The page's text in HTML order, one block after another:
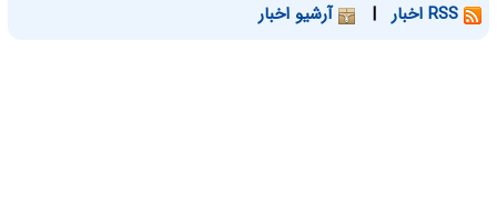
| آرشیو اخبار